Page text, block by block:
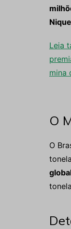
Leia
mina
O
O